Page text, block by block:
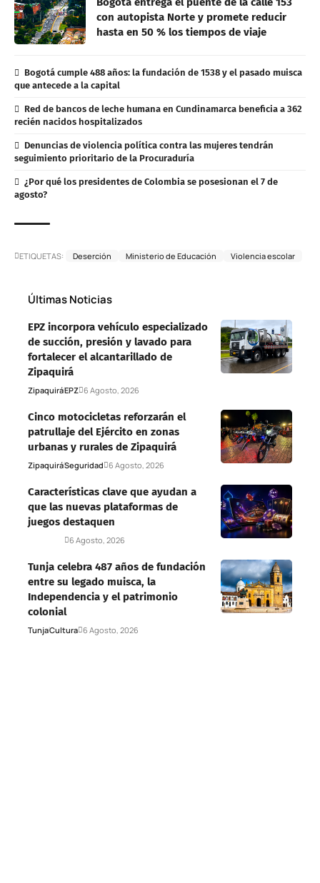
con autopista Norte y promete reducir
hasta en 50 % los tiempos de viaje
Bogotá cumple 488 años: la fundación de 1538 y el pasado muisca
que antecede a la capital
Red de bancos de leche humana en Cundinamarca beneficia a 362
recién nacidos hospitalizados
Denuncias de violencia política contra las mujeres tendrán
seguimiento prioritario de la Procuraduría
¿Por qué los presidentes de Colombia se posesionan el 7 de
agosto?
ETIQUETAS: Deserción Ministerio de Educación Violencia escolar
Últimas Noticias
EPZ incorpora vehículo especializado
de succión, presión y lavado para
fortalecer el alcantarillado de
Zipaquirá
ZipaquiráEPZ 6 Agosto, 2026
Cinco motocicletas reforzarán el
patrullaje del Ejército en zonas
urbanas y rurales de Zipaquirá
ZipaquiráSeguridad 6 Agosto, 2026
Características clave que ayudan a
que las nuevas plataformas de
juegos destaquen
6 Agosto, 2026
Tunja celebra 487 años de fundación
entre su legado muisca, la
Independencia y el patrimonio
colonial
TunjaCultura 6 Agosto, 2026